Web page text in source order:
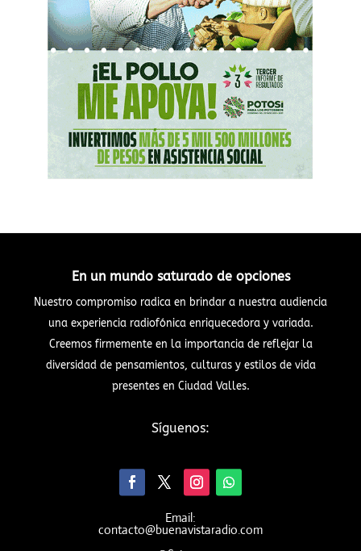
En un mundo saturado de opciones
Nuestro compromiso radica en brindar a nuestra audiencia
una experiencia radiofónica enriquecedora y variada.
Creemos firmemente en la importancia de reflejar la
diversidad de pensamientos, culturas y estilos de vida
presentes en Ciudad Valles.
Síguenos:
Email:
contacto@buenavistaradio.com